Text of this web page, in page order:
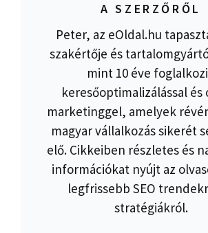
A SZERZŐRŐL
Peter, az eOldal.hu
szakértője és
mint 10 éve
keresőoptimalizálással és
marketinggel, amelyek
magyar vállalkozás sikerét
elő. Cikkeiben részletes és
információkat nyújt az
legfrissebb SEO
stratégiákról.